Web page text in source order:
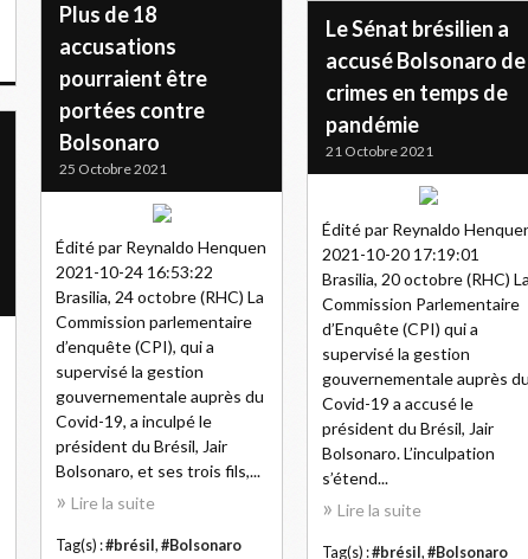
Plus de 18
accusations
pourraient être
portées contre
Bolsonaro
25 Octobre 2021
Édité par Reynaldo Henquen
2021-10-24 16:53:22
Brasilia, 24 octobre (RHC) La
Commission parlementaire
d’enquête (CPI), qui a
supervisé la gestion
gouvernementale auprès du
Covid-19, a inculpé le
président du Brésil, Jair
Bolsonaro, et ses trois fils,...
Lire la suite
Tag(s) :#brésil , #Bolsonaro
Le Sénat brésilien a
accusé Bolsonaro de
crimes en temps de
pandémie
21 Octobre 2021
Édité par Reynaldo
2021-10-20 17:19:01
Brasilia, 20 octobre (RHC) La
Commission Parlementaire
d’Enquête (CPI) qui a
supervisé la gestion
gouvernementale auprès du
Covid-19 a accusé le
président du Brésil, Jair
Bolsonaro. L’inculpation
s’étend...
Lire la suite
Tag(s) :#brésil , #Bolsonaro